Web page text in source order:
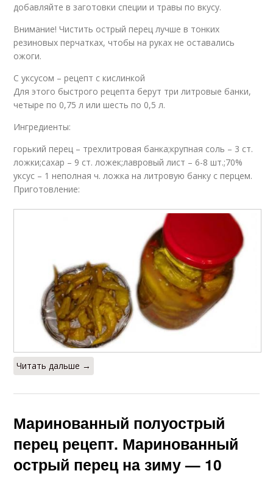
добавляйте в заготовки специи и травы по вкусу.
Внимание! Чистить острый перец лучше в тонких
резиновых перчатках, чтобы на руках не оставались
ожоги.
С уксусом – рецепт с кислинкой
Для этого быстрого рецепта берут три литровые банки,
четыре по 0,75 л или шесть по 0,5 л.
Ингредиенты:
горький перец – трехлитровая банка;крупная соль – 3 ст.
ложки;сахар – 9 ст. ложек;лавровый лист – 6-8 шт.;70%
уксус – 1 неполная ч. ложка на литровую банку с перцем.
Приготовление:
Читать дальше →
Маринованный полуострый
перец рецепт. Маринованный
острый перец на зиму — 10